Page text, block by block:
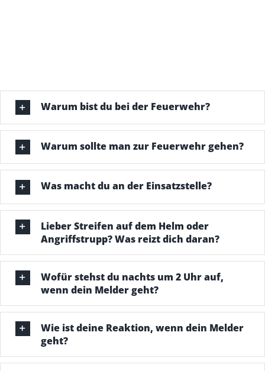
Warum bist du bei der Feuerwehr?
Warum sollte man zur Feuerwehr gehen?
Was macht du an der Einsatzstelle?
Lieber Streifen auf dem Helm oder
Angriffstrupp? Was reizt dich daran?
Wofür stehst du nachts um 2 Uhr auf,
wenn dein Melder geht?
Wie ist deine Reaktion, wenn dein Melder
geht?